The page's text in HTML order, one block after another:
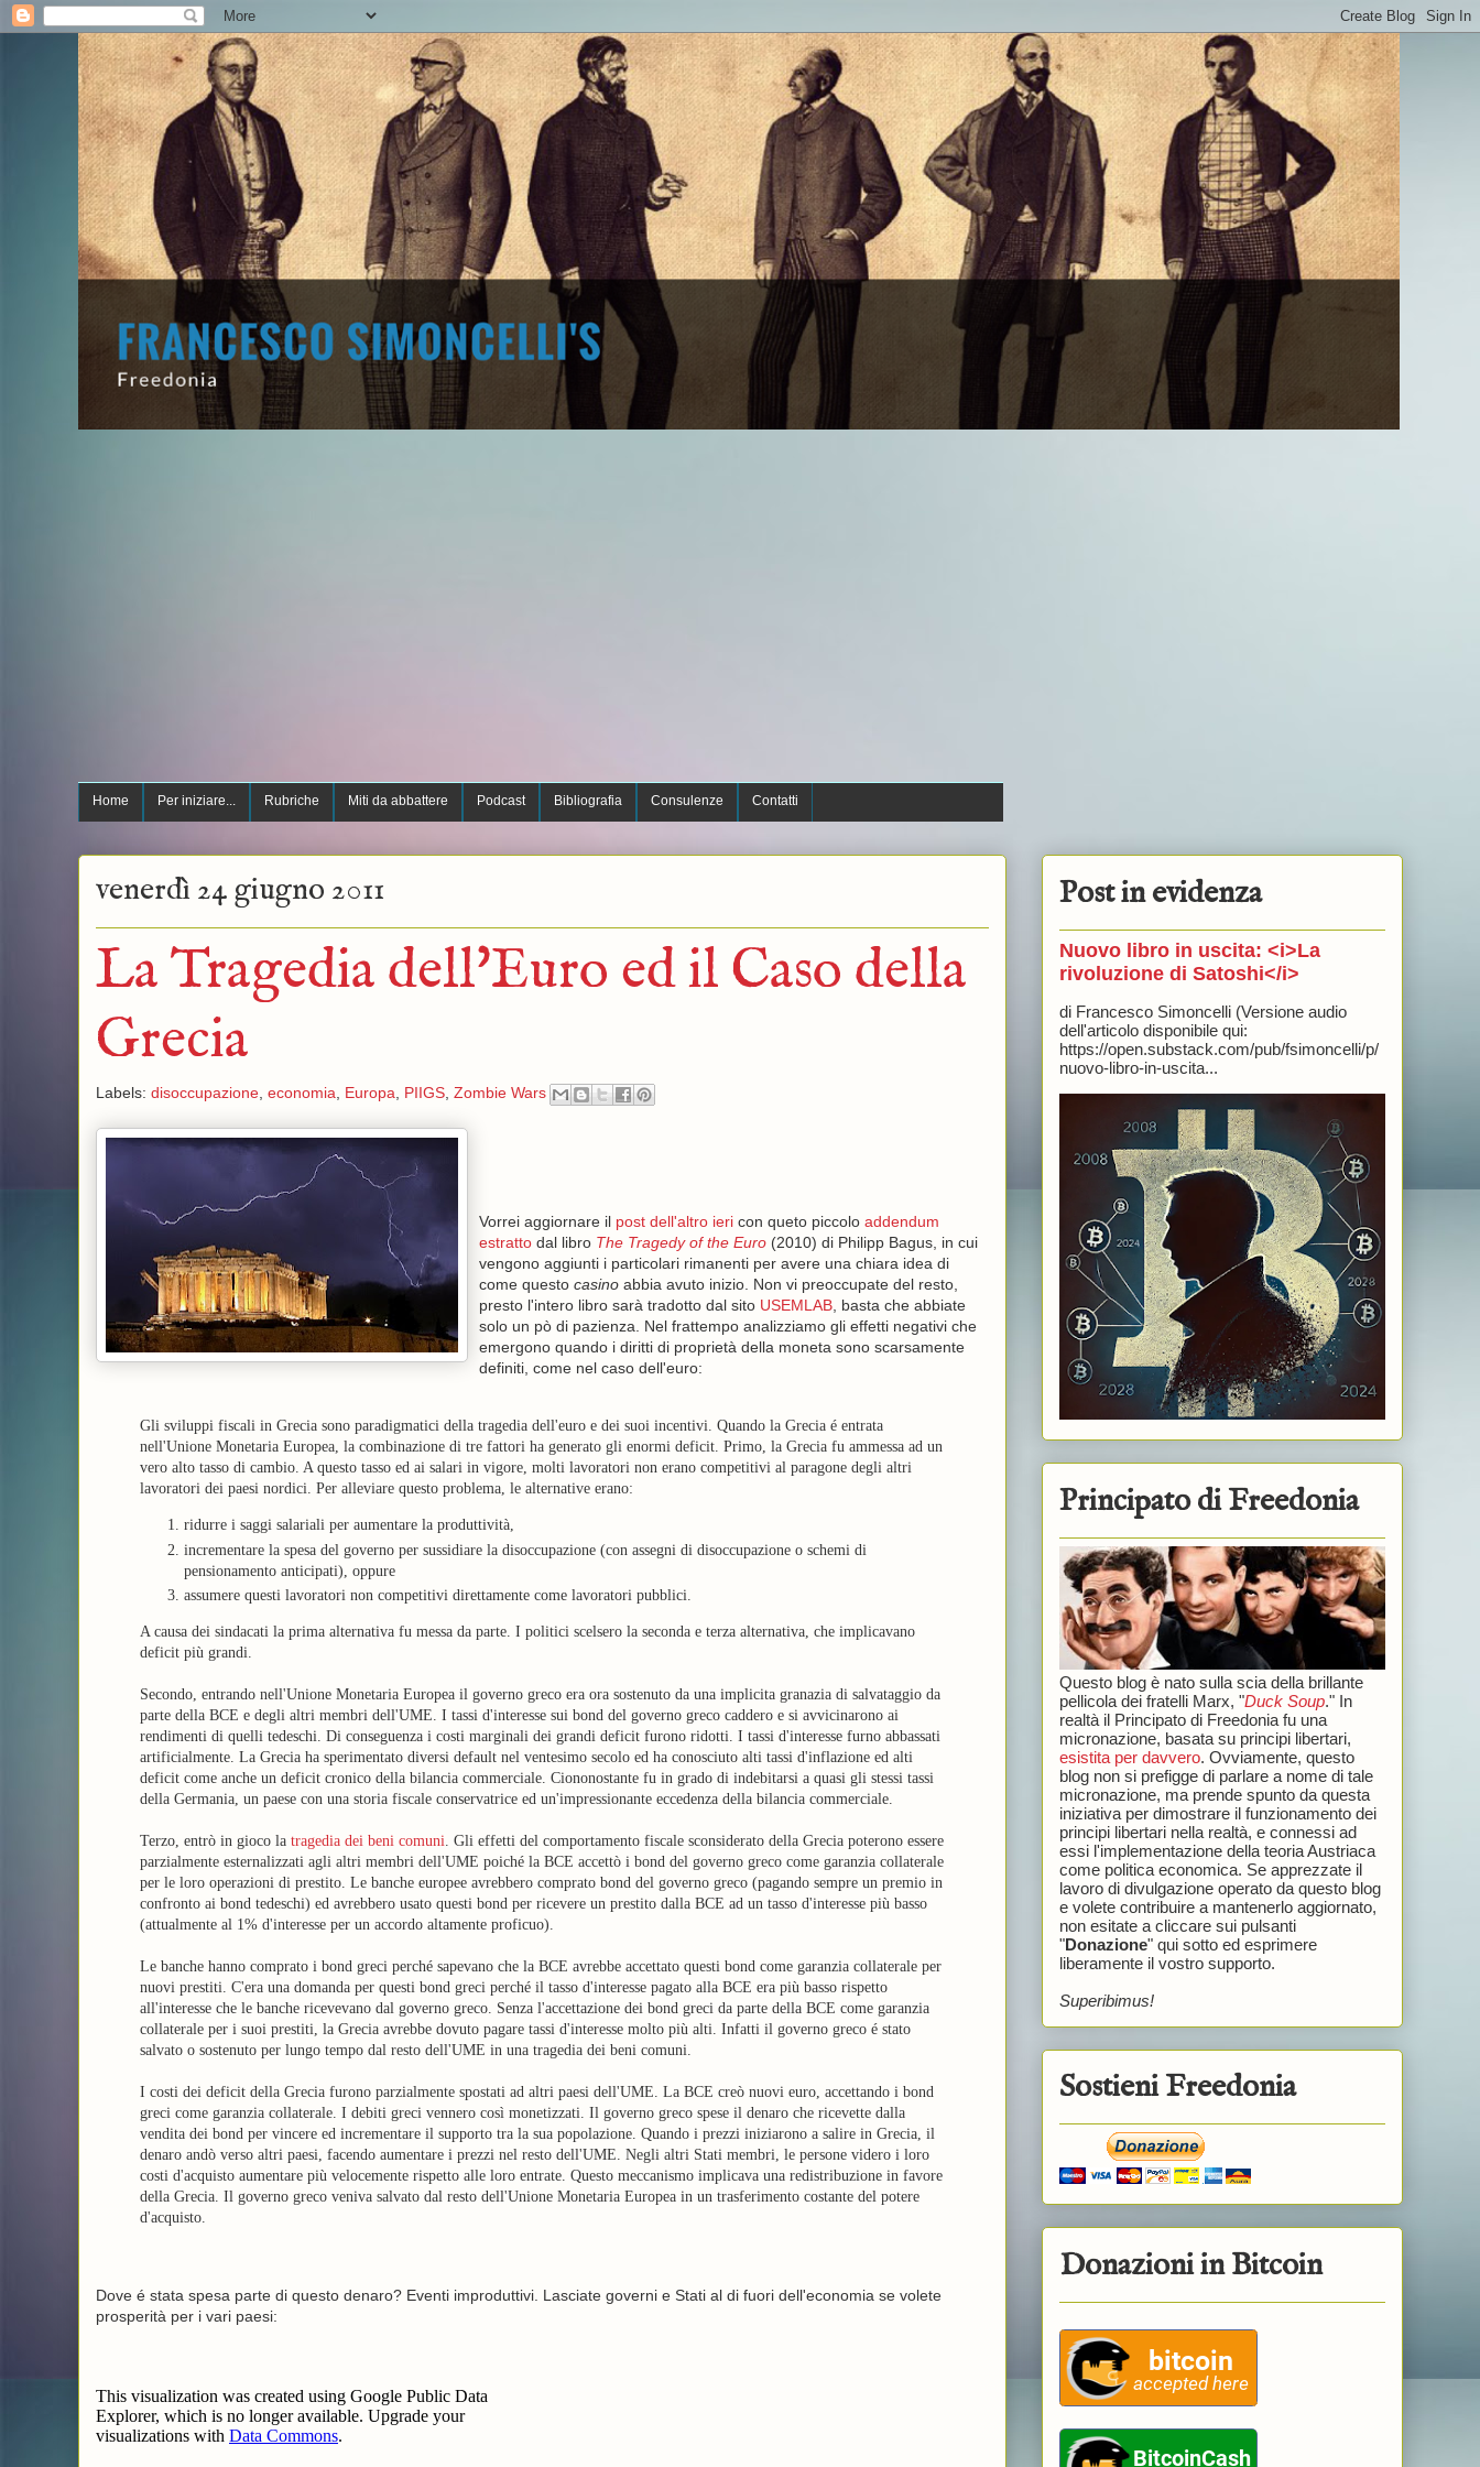
Home Per iniziare... Rubriche Miti da abbattere Podcast Bibliografia Consulenze Contatti
venerdì 24 giugno 2011
La Tragedia dell'Euro ed il Caso della
Grecia
Labels: disoccupazione, economia, Europa, PIIGS, Zombie Wars
Vorrei aggiornare il post dell'altro iericon queto piccolo addendum
estrattodal libro The Tragedy of the Euro(2010) di Philipp Bagus, in cui
vengono aggiunti i particolari rimanenti per avere una chiara idea di
come questo casinoabbia avuto inizio. Non vi preoccupate del resto,
presto l'intero libro sarà tradotto dal sito USEMLAB, basta che abbiate
solo un pò di pazienza. Nel frattempo analizziamo gli effetti negativi che
emergono quando i diritti di proprietà della moneta sono scarsamente
definiti, come nel caso dell'euro:
Gli sviluppi fiscali in Grecia sono paradigmatici della tragedia dell'euro e dei suoi incentivi. Quando la Grecia é entrata
nell'Unione Monetaria Europea, la combinazione di tre fattori ha generato gli enormi deficit. Primo, la Grecia fu ammessa ad un
vero alto tasso di cambio. A questo tasso ed ai salari in vigore, molti lavoratori non erano competitivi al paragone degli altri
lavoratori dei paesi nordici. Per alleviare questo problema, le alternative erano:
ridurre i saggi salariali per aumentare la produttività,
incrementare la spesa del governo per sussidiare la disoccupazione (con assegni di disoccupazione o schemi di
pensionamento anticipati), oppure
assumere questi lavoratori non competitivi direttamente come lavoratori pubblici.
A causa dei sindacati la prima alternativa fu messa da parte. I politici scelsero la seconda e terza alternativa, che implicavano
deficit più grandi.
Secondo, entrando nell'Unione Monetaria Europea il governo greco era ora sostenuto da una implicita granazia di salvataggio da
parte della BCE e degli altri membri dell'UME. I tassi d'interesse sui bond del governo greco caddero e si avvicinarono ai
rendimenti di quelli tedeschi. Di conseguenza i costi marginali dei grandi deficit furono ridotti. I tassi d'interesse furno abbassati
artificialmente. La Grecia ha sperimentato diversi default nel ventesimo secolo ed ha conosciuto alti tassi d'inflazione ed alti
deficit come anche un deficit cronico della bilancia commerciale. Ciononostante fu in grado di indebitarsi a quasi gli stessi tassi
della Germania, un paese con una storia fiscale conservatrice ed un'impressionante eccedenza della bilancia commerciale.
Terzo, entrò in gioco la tragedia dei beni comuni. Gli effetti del comportamento fiscale sconsiderato della Grecia poterono essere
parzialmente esternalizzati agli altri membri dell'UME poiché la BCE accettò i bond del governo greco come garanzia collaterale
per le loro operazioni di prestito. Le banche europee avrebbero comprato bond del governo greco (pagando sempre un premio in
confronto ai bond tedeschi) ed avrebbero usato questi bond per ricevere un prestito dalla BCE ad un tasso d'interesse più basso
(attualmente al 1% d'interesse per un accordo altamente proficuo).
Le banche hanno comprato i bond greci perché sapevano che la BCE avrebbe accettato questi bond come garanzia collaterale per
nuovi prestiti. C'era una domanda per questi bond greci perché il tasso d'interesse pagato alla BCE era più basso rispetto
all'interesse che le banche ricevevano dal governo greco. Senza l'accettazione dei bond greci da parte della BCE come garanzia
collaterale per i suoi prestiti, la Grecia avrebbe dovuto pagare tassi d'interesse molto più alti. Infatti il governo greco é stato
salvato o sostenuto per lungo tempo dal resto dell'UME in una tragedia dei beni comuni.
I costi dei deficit della Grecia furono parzialmente spostati ad altri paesi dell'UME. La BCE creò nuovi euro, accettando i bond
greci come garanzia collaterale. I debiti greci vennero così monetizzati. Il governo greco spese il denaro che ricevette dalla
vendita dei bond per vincere ed incrementare il supporto tra la sua popolazione. Quando i prezzi iniziarono a salire in Grecia, il
denaro andò verso altri paesi, facendo aumentare i prezzi nel resto dell'UME. Negli altri Stati membri, le persone videro i loro
costi d'acquisto aumentare più velocemente rispetto alle loro entrate. Questo meccanismo implicava una redistribuzione in favore
della Grecia. Il governo greco veniva salvato dal resto dell'Unione Monetaria Europea in un trasferimento costante del potere
d'acquisto.
Dove é stata spesa parte di questo denaro? Eventi improduttivi. Lasciate governi e Stati al di fuori dell'economia se volete
prosperità per i vari paesi:
Post in evidenza
Nuovo libro in uscita: <i>La
rivoluzione di Satoshi</i>
di Francesco Simoncelli (Versione audio
dell'articolo disponibile qui:
https://open.substack.com/pub/fsimoncelli/p/
nuovo-libro-in-uscita...
Principato di Freedonia
Questo blog è nato sulla scia della brillante
pellicola dei fratelli Marx, "Duck Soup." In
realtà il Principato di Freedonia fu una
micronazione, basata su principi libertari,
esistita per davvero. Ovviamente, questo
blog non si prefigge di parlare a nome di tale
micronazione, ma prende spunto da questa
iniziativa per dimostrare il funzionamento dei
principi libertari nella realtà, e connessi ad
essi l'implementazione della teoria Austriaca
come politica economica. Se apprezzate il
lavoro di divulgazione operato da questo blog
e volete contribuire a mantenerlo aggiornato,
non esitate a cliccare sui pulsanti
"Donazione" qui sotto ed esprimere
liberamente il vostro supporto.
Superibimus!
Sostieni Freedonia
Donazioni in Bitcoin